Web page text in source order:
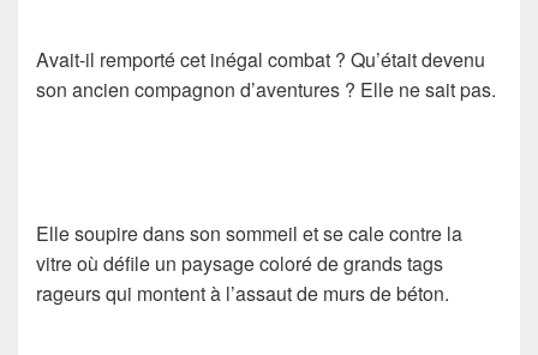
Avait-il remporté cet inégal combat ? Qu’était devenu
son ancien compagnon d’aventures ? Elle ne sait pas.
Elle soupire dans son sommeil et se cale contre la
vitre où défile un paysage coloré de grands tags
rageurs qui montent à l’assaut de murs de béton.